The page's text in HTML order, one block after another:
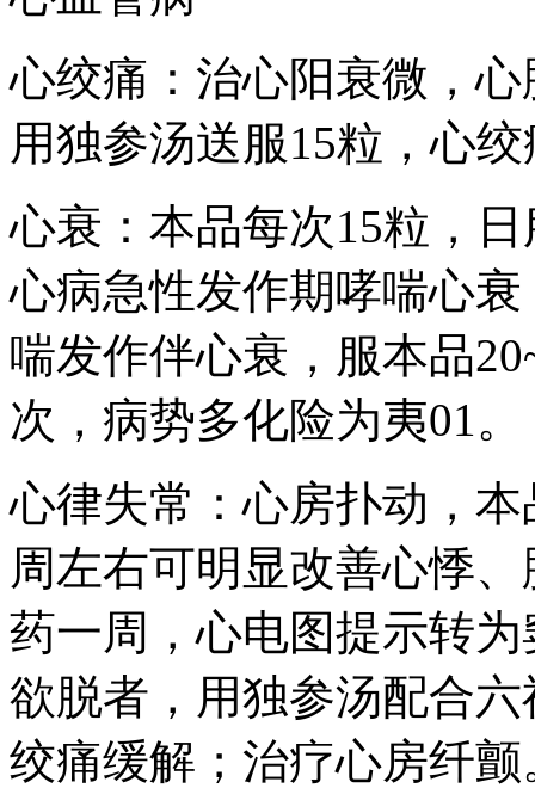
心绞痛：治心阳衰微，
用独参汤送服15粒，心
心衰：本品每次15粒，
心病急性发作期哮喘心
喘发作伴心衰，服本品
次，病势多化险为夷01。
心律失常：心房扑动，
周左右可明显改善心悸
药一周，心电图提示转
欲脱者，用独参汤配合
绞痛缓解；治疗心房纤